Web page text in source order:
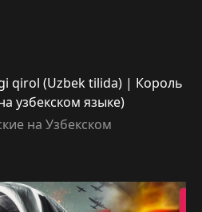
qirol (Uzbek tilida) | Король
узбекском языке)
на Узбекском